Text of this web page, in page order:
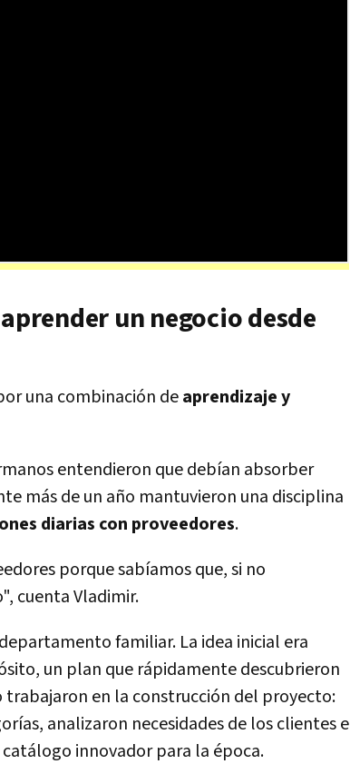
un negocio desde
una combinación deaprendizaje y
entendieron que debían absorber
más de un año mantuvieron una disciplina
diarias con proveedores.
porque sabíamos que, si no
cuenta Vladimir.
familiar. La idea inicial era
un plan que rápidamente descubrieron
en la construcción del proyecto:
analizaron necesidades de los clientes e
innovador para la época.